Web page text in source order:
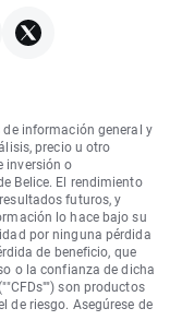
información general y
precio u otro
inversión o
Belice. El rendimiento
futuros, y
lo hace bajo su
por ninguna pérdida
de beneficio, que
o la confianza de dicha
son productos
de riesgo. Asegúrese de